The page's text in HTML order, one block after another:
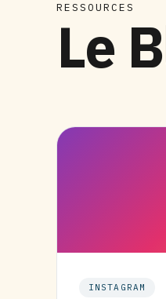
RESSOURCES
Le
INSTAGRAM